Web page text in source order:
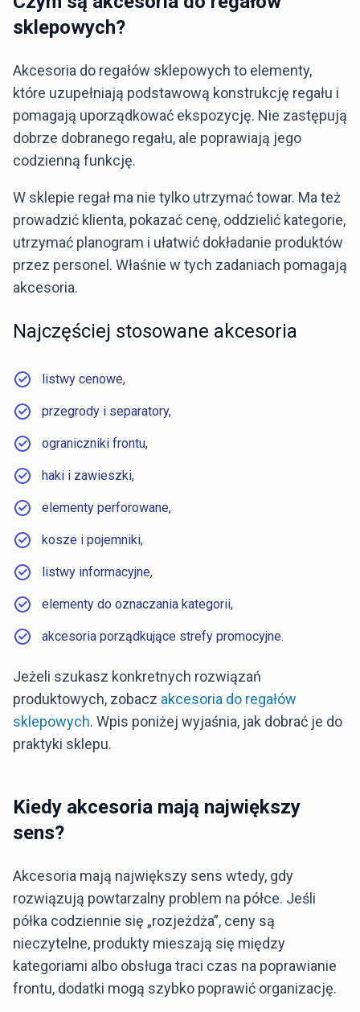
sklepowych?
Akcesoria do regałów sklepowych to elementy,
które uzupełniają podstawową konstrukcję regału i
pomagają uporządkować ekspozycję. Nie zastępują
dobrze dobranego regału, ale poprawiają jego
codzienną funkcję.
W sklepie regał ma nie tylko utrzymać towar. Ma też
prowadzić klienta, pokazać cenę, oddzielić kategorie,
utrzymać planogram i ułatwić dokładanie produktów
przez personel. Właśnie w tych zadaniach pomagają
akcesoria.
Najczęściej stosowane akcesoria
listwy cenowe,
przegrody i separatory,
ograniczniki frontu,
haki i zawieszki,
elementy perforowane,
kosze i pojemniki,
listwy informacyjne,
elementy do oznaczania kategorii,
akcesoria porządkujące strefy promocyjne.
Jeżeli szukasz konkretnych rozwiązań
produktowych, zobacz akcesoria do regałów
sklepowych. Wpis poniżej wyjaśnia, jak dobrać je do
praktyki sklepu.
Kiedy akcesoria mają największy
sens?
Akcesoria mają największy sens wtedy, gdy
rozwiązują powtarzalny problem na półce. Jeśli
półka codziennie się „rozjeżdża”, ceny są
nieczytelne, produkty mieszają się między
kategoriami albo obsługa traci czas na poprawianie
frontu, dodatki mogą szybko poprawić organizację.